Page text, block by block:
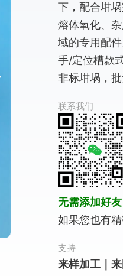
下，配合坩
熔体氧化、
域的专用配
手/定位槽款
非标坩埚，
联系我们
无需添加好
如果您也有
支持
来样加工｜